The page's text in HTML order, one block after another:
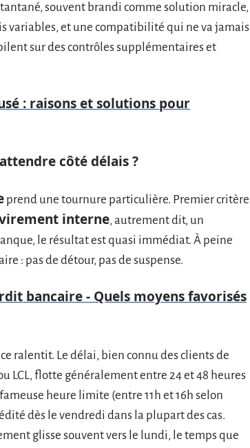
souvent brandi comme solution miracle,
variables, et une compatibilité qui ne va jamais
sur des contrôles supplémentaires et
: raisons et solutions pour
côté délais ?
prend une tournure particulière. Premier critère
interne, autrement dit, un
le résultat est quasi immédiat. À peine
: pas de détour, pas de suspense.
bancaire - Quels moyens favorisés
ralentit. Le délai, bien connu des clients de
LCL, flotte généralement entre 24 et 48 heures
heure limite (entre 11h et 16h selon
dès le vendredi dans la plupart des cas.
glisse souvent vers le lundi, le temps que